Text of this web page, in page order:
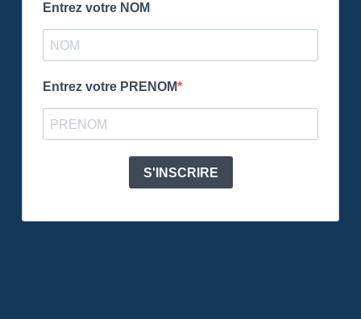
Entrez votre NOM
Entrez votre PRENOM
S'INSCRIRE